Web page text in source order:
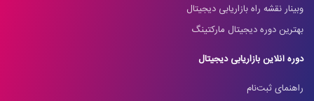
وبینار نقشه راه بازاریابی دیجیتال
بهترین دوره دیجیتال مارکتینگ
دوره آنلاین بازاریابی دیجیتال
راهنمای ثبت‌نام